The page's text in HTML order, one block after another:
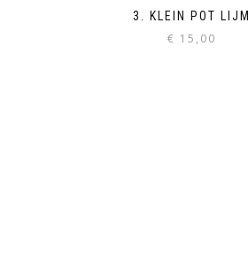
3. KLEIN POT LIJM
€ 15,00